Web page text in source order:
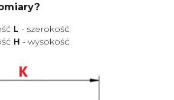
L - szerokość
H - wysokość